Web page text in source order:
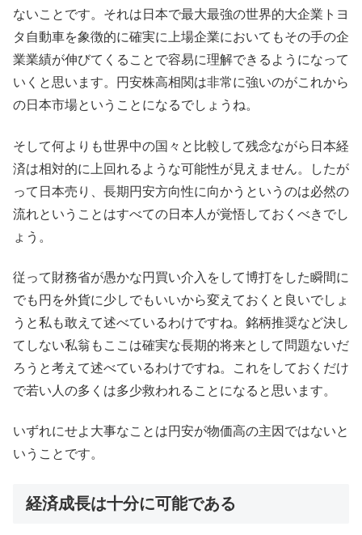
ないことです。それは日本で最大最強の世界的大企業トヨ
タ自動車を象徴的に確実に上場企業においてもその手の企
業業績が伸びてくることで容易に理解できるようになって
いくと思います。円安株高相関は非常に強いのがこれから
の日本市場ということになるでしょうね。
そして何よりも世界中の国々と比較して残念ながら日本経
済は相対的に上回れるような可能性が見えません。したが
って日本売り、長期円安方向性に向かうというのは必然の
流れということはすべての日本人が覚悟しておくべきでし
ょう。
従って財務省が愚かな円買い介入をして博打をした瞬間に
でも円を外貨に少しでもいいから変えておくと良いでしょ
うと私も敢えて述べているわけですね。銘柄推奨など決し
てしない私翁もここは確実な長期的将来として問題ないだ
ろうと考えて述べているわけですね。これをしておくだけ
で若い人の多くは多少救われることになると思います。
いずれにせよ大事なことは円安が物価高の主因ではないと
いうことです。
経済成長は十分に可能である